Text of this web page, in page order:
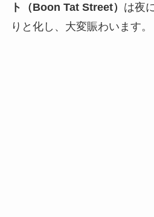
ト（Boon Tat Street） は夜
りと化し、大変賑わいます。